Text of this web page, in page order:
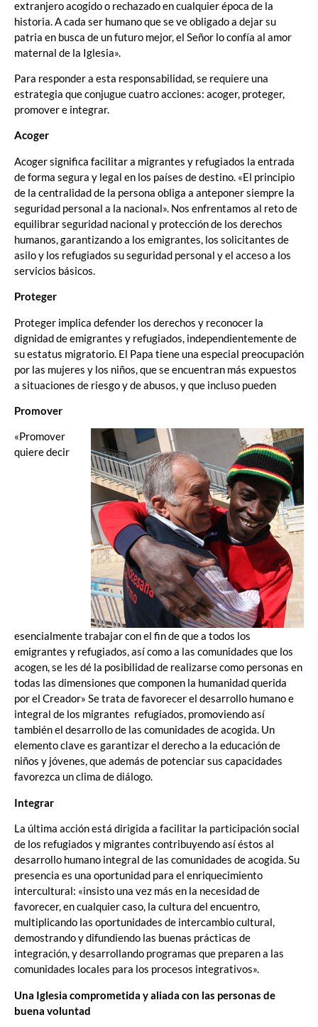
extranjero acogido o rechazado en cualquier época de la
historia. A cada ser humano que se ve obligado a dejar su
patria en busca de un futuro mejor, el Señor lo confía al amor
maternal de la Iglesia».
Para responder a esta responsabilidad, se requiere una
estrategia que conjugue cuatro acciones: acoger, proteger,
promover e integrar.
Acoger
Acoger significa facilitar a migrantes y refugiados la entrada
de forma segura y legal en los países de destino. «El principio
de la centralidad de la persona obliga a anteponer siempre la
seguridad personal a la nacional». Nos enfrentamos al reto de
equilibrar seguridad nacional y protección de los derechos
humanos, garantizando a los emigrantes, los solicitantes de
asilo y los refugiados su seguridad personal y el acceso a los
servicios básicos.
Proteger
Proteger implica defender los derechos y reconocer la
dignidad de emigrantes y refugiados, independientemente de
su estatus migratorio. El Papa tiene una especial preocupación
por las mujeres y los niños, que se encuentran más expuestos
a situaciones de riesgo y de abusos, y que incluso pueden
Promover
«Promover
quiere decir
esencialmente trabajar con el fin de que a todos los
emigrantes y refugiados, así como a las comunidades que los
acogen, se les dé la posibilidad de realizarse como personas en
todas las dimensiones que componen la humanidad querida
por el Creador» Se trata de favorecer el desarrollo humano e
integral de los migrantes refugiados, promoviendo así
también el desarrollo de las comunidades de acogida. Un
elemento clave es garantizar el derecho a la educación de
niños y jóvenes, que además de potenciar sus capacidades
favorezca un clima de diálogo.
Integrar
La última acción está dirigida a facilitar la participación social
de los refugiados y migrantes contribuyendo así éstos al
desarrollo humano integral de las comunidades de acogida. Su
presencia es una oportunidad para el enriquecimiento
intercultural: «insisto una vez más en la necesidad de
favorecer, en cualquier caso, la cultura del encuentro,
multiplicando las oportunidades de intercambio cultural,
demostrando y difundiendo las buenas prácticas de
integración, y desarrollando programas que preparen a las
comunidades locales para los procesos integrativos».
Una Iglesia comprometida y aliada con las personas de
buena voluntad